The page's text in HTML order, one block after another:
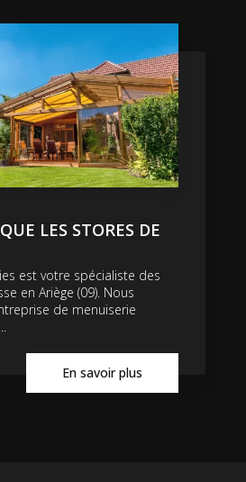
LES STORES DE
est votre spécialiste des
en Ariège (09). Nous
de menuiserie
En savoir plus